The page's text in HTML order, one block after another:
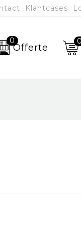
Klantcases
0
Offerte
0